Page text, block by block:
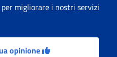
migliorare i nostri servizi
opinione